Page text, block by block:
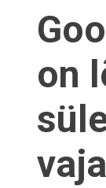
on